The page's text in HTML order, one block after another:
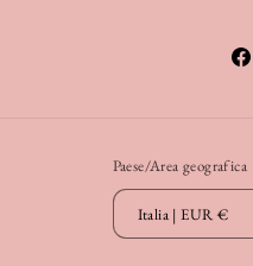
Paese/Area geografica
Italia | EUR €